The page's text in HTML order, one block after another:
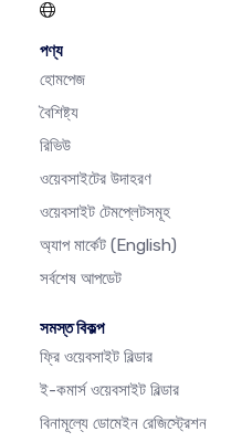
পণ্য
হোমপেজ
বৈশিষ্ট্য
রিভিউ
ওয়েবসাইটের উদাহরণ
ওয়েবসাইট টেমপ্লেটসমূহ
অ্যাপ মার্কেট (English)
সর্বশেষ আপডেট
সমস্ত বিকল্প
ফ্রি ওয়েবসাইট বিল্ডার
ই-কমার্স ওয়েবসাইট বিল্ডার
বিনামূল্যে ডোমেইন রেজিস্ট্রেশন